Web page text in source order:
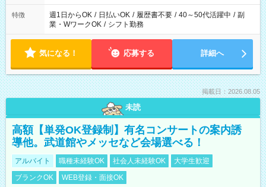
特徴 週1日からOK / 日払いOK / 履歴書不要 / 40～50代活躍中 / 副
業・WワークOK / シフト勤務
気になる！ 応募する 詳細へ
掲載日：2026.08.05
未読
高額【単発OK登録制】有名コンサートの案内誘
導他。武道館やメッセなど会場選べる！
アルバイト 職種未経験OK 社会人未経験OK
大学生歓迎
ブランクOK
WEB登録・面接OK